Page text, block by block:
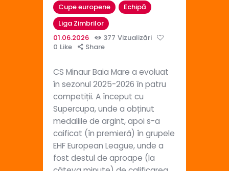
Cupe europene
Echipă
Liga Zimbrilor
01.06.2026
377 Vizualizări
0 Like Share
CS Minaur Baia Mare a evoluat
în sezonul 2025-2026 în patru
competiții. A început cu
Supercupa, unde a obținut
medaliile de argint, apoi s-a
caificat (în premieră) în grupele
EHF European League, unde a
fost destul de aproape (la